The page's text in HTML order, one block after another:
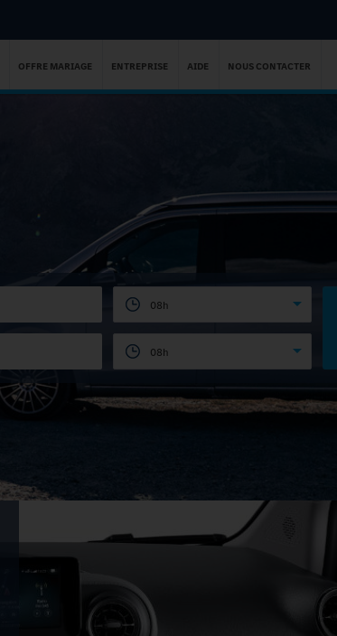
OFFRE MARIAGE ENTREPRISE AIDE NOUS CONTACTER
08h
08h